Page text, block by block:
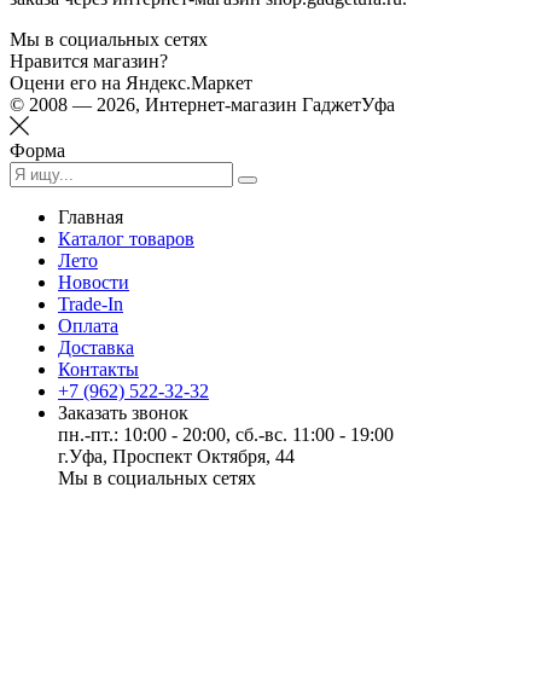
Мы в социальных сетях
Нравится магазин?
Оцени его на Яндекс.Маркет
© 2008 — 2026, Интернет-магазин ГаджетУфа
Форма
Главная
Каталог товаров
Лето
Новости
Trade-In
Оплата
Доставка
Контакты
+7 (962) 522-32-32
Заказать звонок
пн.-пт.: 10:00 - 20:00, сб.-вс. 11:00 - 19:00
г.Уфа, Проспект Октября, 44
Мы в социальных сетях